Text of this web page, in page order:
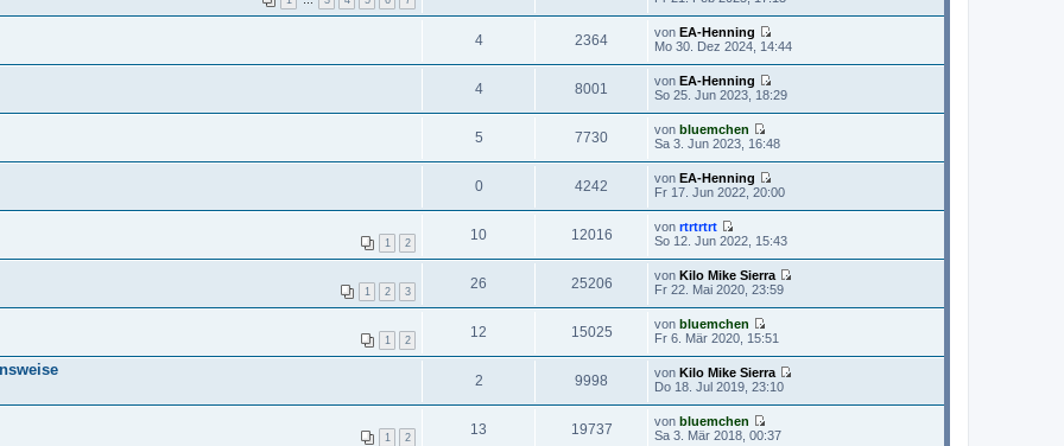
s
t
e
r
e
i
t
r
g
s
t
r
r
g
4 2364 von EA-Henning
N
s
t
r
i
t
r
g
Mo 30. Dez 2024, 14:44
4 8001 von EA-Henning
N
s
t
r
r
a
g
So 25. Jun 2023, 18:29
5 7730 von bluemchen
N
u
e
s
t
r
i
t
r
g
Sa 3. Jun 2023, 16:48
0 4242 von EA-Henning
N
s
t
e
r
i
t
r
a
g
Fr 17. Jun 2022, 20:00
1 2 10 12016 von rtrtrtrt
N
e
s
t
e
r
e
i
t
r
a
g
So 12. Jun 2022, 15:43
1 2 3 26 25206 von Kilo Mike Sierra
t
Fr 22. Mai 2020, 23:59
1 2 12 15025 von bluemchen
N
e
s
t
r
Fr 6. Mär 2020, 15:51
2 9998 von Kilo Mike Sierra
Do 18. Jul 2019, 23:10
1 2 13 19737 von bluemchen
N
Sa 3. Mär 2018, 00:37